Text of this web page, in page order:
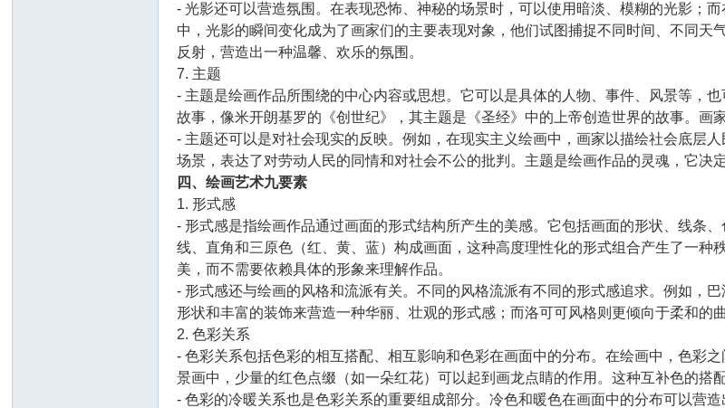
- 光影还可以营造氛围。在表现恐怖、神秘的场景时，可以使用暗淡、模糊的光影；
中，光影的瞬间变化成为了画家们的主要表现对象，他们试图捕捉不同时间、不同
反射，营造出一种温馨、欢乐的氛围。
7. 主题
- 主题是绘画作品所围绕的中心内容或思想。它可以是具体的人物、事件、风景等，
故事，像米开朗基罗的《创世纪》，其主题是《圣经》中的上帝创造世界的故事。画
- 主题还可以是对社会现实的反映。例如，在现实主义绘画中，画家以描绘社会底层
场景，表达了对劳动人民的同情和对社会不公的批判。主题是绘画作品的灵魂，它决
四、绘画艺术九要素
1. 形式感
- 形式感是指绘画作品通过画面的形式结构所产生的美感。它包括画面的形状、线条
线、直角和三原色（红、黄、蓝）构成画面，这种高度理性化的形式组合产生了一
美，而不需要依赖具体的形象来理解作品。
- 形式感还与绘画的风格和流派有关。不同的风格流派有不同的形式感追求。例如，
形状和丰富的装饰来营造一种华丽、壮观的形式感；而洛可可风格则更倾向于柔和的
2. 色彩关系
- 色彩关系包括色彩的相互搭配、相互影响和色彩在画面中的分布。在绘画中，色彩
景画中，少量的红色点缀（如一朵红花）可以起到画龙点睛的作用。这种互补色的搭
- 色彩的冷暖关系也是色彩关系的重要组成部分。冷色和暖色在画面中的分布可以营